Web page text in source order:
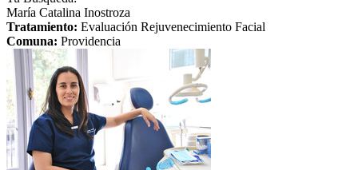
María Catalina Inostroza
Tratamiento: Evaluación Rejuvenecimiento Facial
Comuna: Providencia